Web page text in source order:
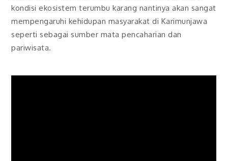
kondisi ekosistem terumbu karang nantinya akan sangat
mempengaruhi kehidupan masyarakat di Karimunjawa
seperti sebagai sumber mata pencaharian dan
pariwisata.